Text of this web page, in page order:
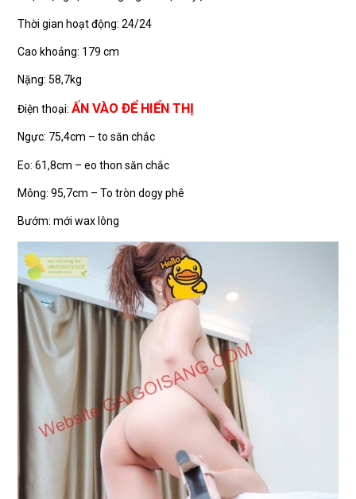
Thời gian hoạt động: 24/24
Cao khoảng: 179 cm
Nặng: 58,7kg
Điện thoại:ẤN VÀO ĐỂ HIỂN THỊ
Ngực: 75,4cm – to săn chắc
Eo: 61,8cm – eo thon săn chắc
Mông: 95,7cm – To tròn dogy phê
Bướm: mới wax lông